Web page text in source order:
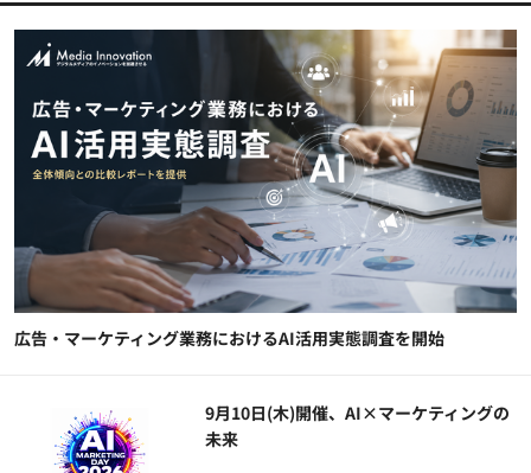
広告・マーケティング業務におけるAI活用実態調査を開始
9月10日(木)開催、AI×マーケティングの
未来